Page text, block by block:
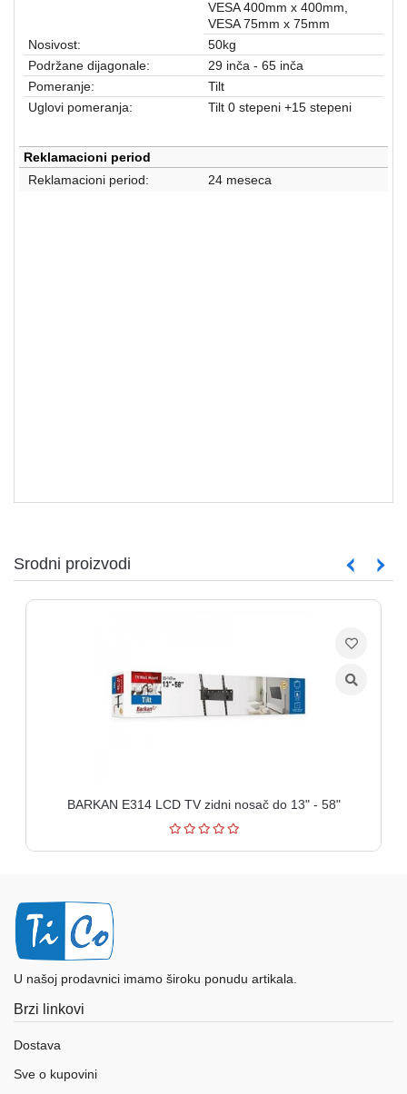
VESA 400mm x 400mm,
VESA 75mm x 75mm
Nosivost:
50kg
Podržane dijagonale:
29 inča - 65 inča
Pomeranje:
Tilt
Uglovi pomeranja:
Tilt 0 stepeni +15 stepeni
Reklamacioni period
Reklamacioni period:
24 meseca
Srodni proizvodi
BARKAN E314 LCD TV zidni nosač do 13" - 58"
U našoj prodavnici imamo široku ponudu artikala.
Brzi linkovi
Dostava
Sve o kupovini